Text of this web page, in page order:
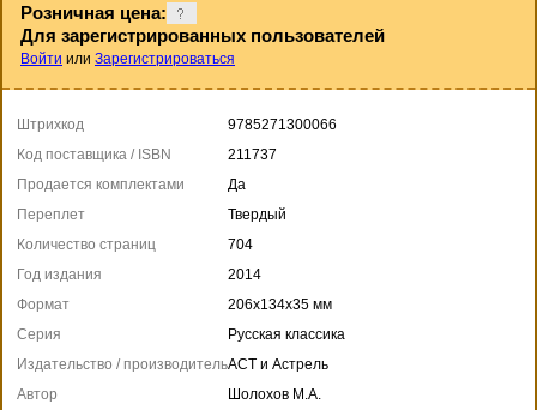
Розничная цена:
Для зарегистрированных пользователей
Войти или Зарегистрироваться
Штрихкод
9785271300066
Код поставщика / ISBN
211737
Продается комплектами
Да
Переплет
Твердый
Количество страниц
704
Год издания
2014
Формат
206x134x35 мм
Серия
Русская классика
Издательство / производительАСТ и Астрель
Автор
Шолохов М.А.